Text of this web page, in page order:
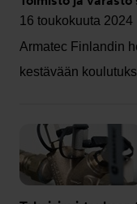
16 toukokuuta 2024
Armatec Finlandin
kestävään